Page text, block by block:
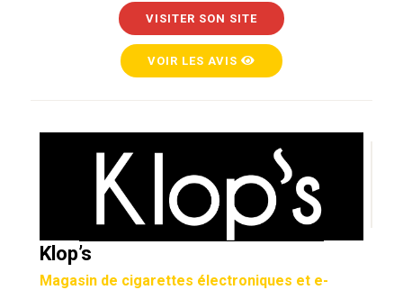
VISITER SON SITE
VOIR LES AVIS
Klop’s
Magasin de cigarettes électroniques et e-